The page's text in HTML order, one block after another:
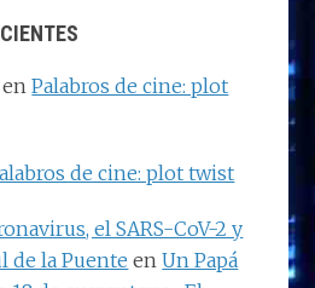
enPalabros de cine: plot
de cine: plot twist
el SARS-CoV-2 y
de la Puente enUn Papá